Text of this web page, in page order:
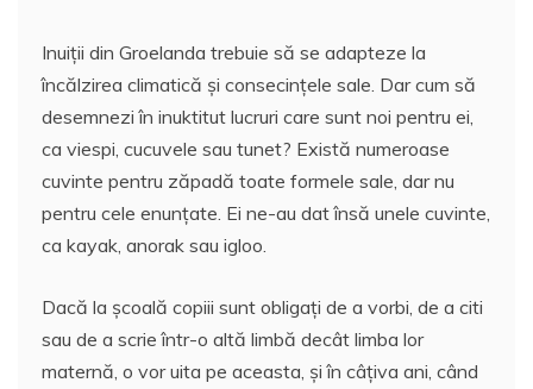
Inuiţii din Groelanda trebuie să se adapteze la
încălzirea climatică şi consecinţele sale. Dar cum să
desemnezi în inuktitut lucruri care sunt noi pentru ei,
ca viespi, cucuvele sau tunet? Există numeroase
cuvinte pentru zăpadă toate formele sale, dar nu
pentru cele enunţate. Ei ne-au dat însă unele cuvinte,
ca kayak, anorak sau igloo.
Dacă la şcoală copiii sunt obligaţi de a vorbi, de a citi
sau de a scrie într-o altă limbă decât limba lor
maternă, o vor uita pe aceasta, şi în câţiva ani, când